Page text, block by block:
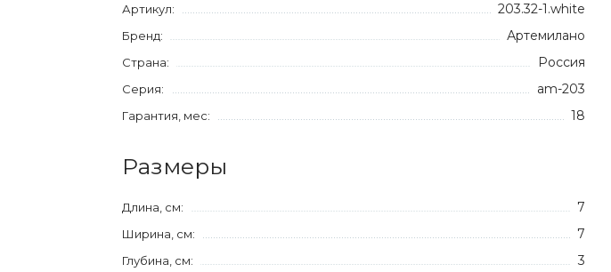
Артикул: 203.32-1.white
Бренд: Артемилано
Страна: Россия
Серия: am-203
Гарантия, мес: 18
Размеры
Длина, см: 7
Ширина, см: 7
Глубина, см: 3